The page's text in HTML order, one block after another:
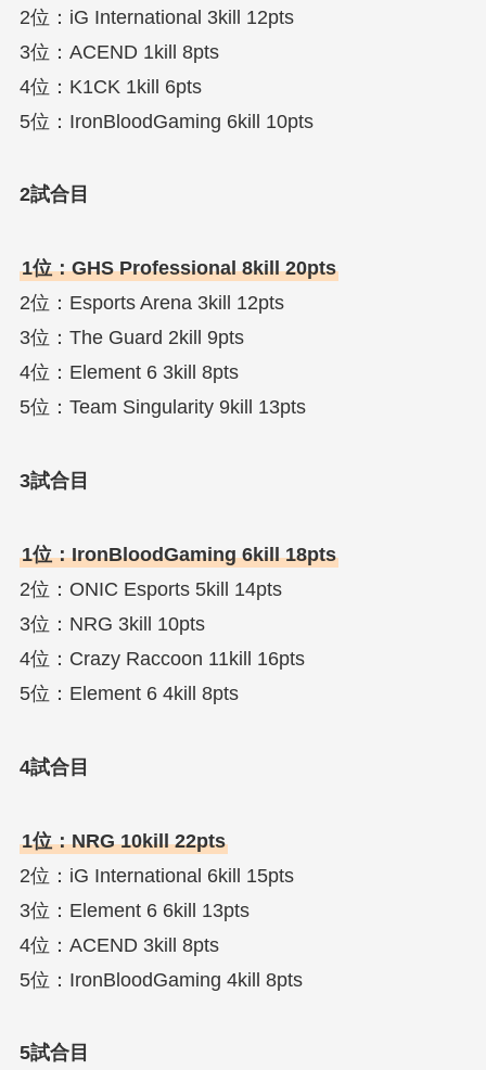
2位：iG International 3kill 12pts
3位：ACEND 1kill 8pts
4位：K1CK 1kill 6pts
5位：IronBloodGaming 6kill 10pts
2試合目
1位：GHS Professional 8kill 20pts
2位：Esports Arena 3kill 12pts
3位：The Guard 2kill 9pts
4位：Element 6 3kill 8pts
5位：Team Singularity 9kill 13pts
3試合目
1位：IronBloodGaming 6kill 18pts
2位：ONIC Esports 5kill 14pts
3位：NRG 3kill 10pts
4位：Crazy Raccoon 11kill 16pts
5位：Element 6 4kill 8pts
4試合目
1位：NRG 10kill 22pts
2位：iG International 6kill 15pts
3位：Element 6 6kill 13pts
4位：ACEND 3kill 8pts
5位：IronBloodGaming 4kill 8pts
5試合目